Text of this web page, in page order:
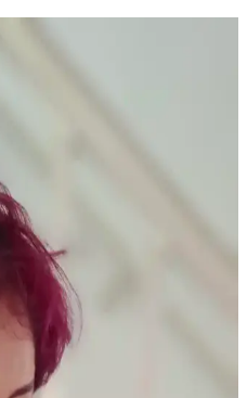
dolması kuru ciltlerde daha
ürün seçimi ve minimal
ve Çözüm
topaklanması ve
ve cilt bakım teknikleriyle
uygulama önemlidir.
Popüler Ürünlerin Göz